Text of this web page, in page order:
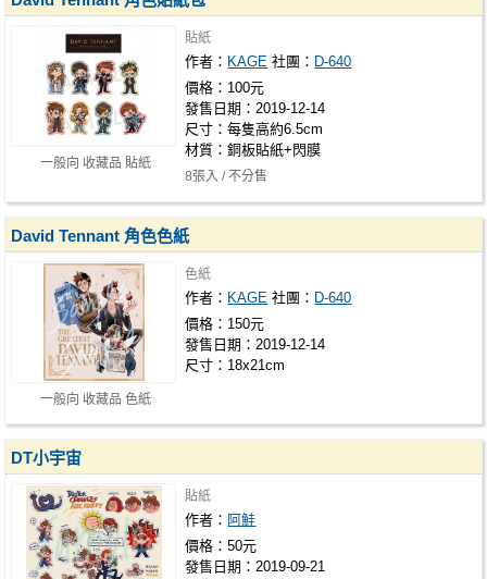
一般向 收藏品 貼紙
貼紙
作者： KAGE 社團： D-640
價格：100元
發售日期：2019-12-14
尺寸：每隻高約6.5cm
材質：銅板貼紙+閃膜
8張入 / 不分售
一般向 收藏品 色紙
David Tennant 角色色紙
色紙
作者： KAGE 社團： D-640
價格：150元
發售日期：2019-12-14
尺寸：18x21cm
DT小宇宙
貼紙
作者： 阿鮭
價格：50元
發售日期：2019-09-21